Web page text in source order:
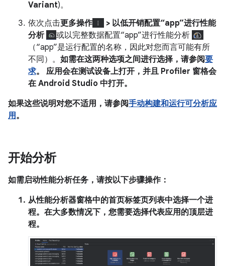
Variant)。
依次点击更多操作
> 以低开销配置“app”进行性能
分析
或以完整数据配置“app”进行性能分析
（“app”是运行配置的名称，因此对您而言可能有所
不同）。 如需在这两种选项之间进行选择，请参阅要
求。 应用会在测试设备上打开，并且 Profiler 窗格会
在 Android Studio 中打开。
如果这些说明对您不适用，请参阅手动构建和运行可分析应
用。
开始分析
如需启动性能分析任务，请按以下步骤操作：
从性能分析器窗格中的首页标签页列表中选择一个进
程。在大多数情况下，您需要选择代表应用的顶层进
程。